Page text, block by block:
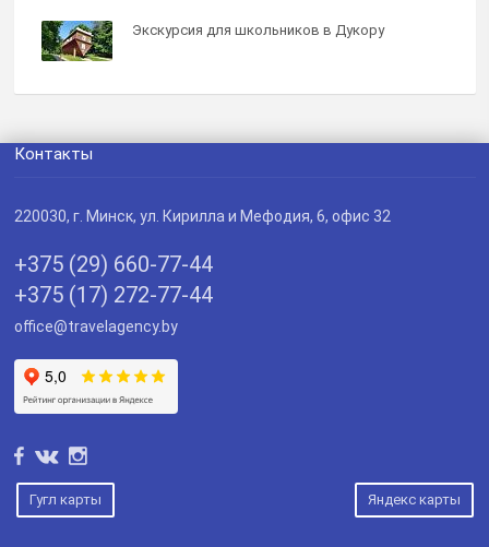
Экскурсия для школьников в Дукору
Контакты
220030, г. Минск, ул. Кирилла и Мефодия, 6, офис 32
+375 (29) 660-77-44
+375 (17) 272-77-44
office@travelagency.by
Гугл карты Яндекс карты